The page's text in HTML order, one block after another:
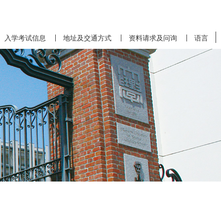
入学考试信息 地址及交通方式 资料请求及问询 语言